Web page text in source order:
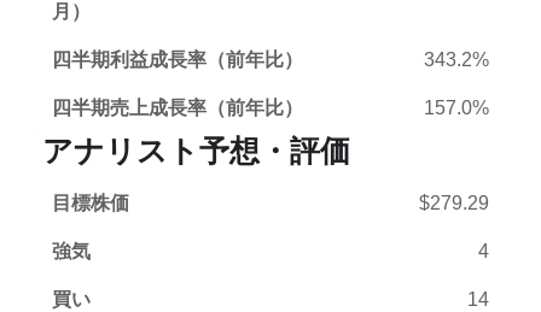
月）
四半期利益成長率（前年比） 343.2%
四半期売上成長率（前年比） 157.0%
アナリスト予想・評価
目標株価 $279.29
強気 4
買い 14